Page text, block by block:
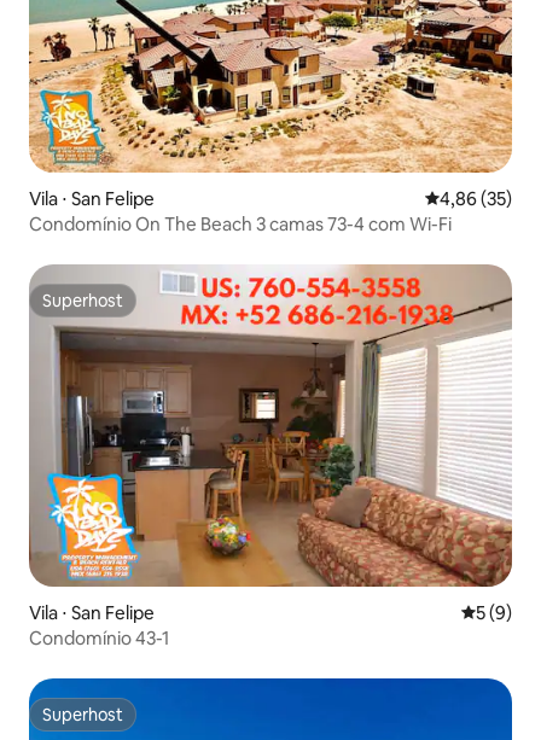
Vila ⋅ San Felipe 4,86 de uma
4,86 (35)
Condomínio On The Beach 3 camas 73-4 com Wi-Fi
Superhost
Superhost
Vila ⋅ San Felipe 5 de
5 (9)
Condomínio 43-1
Superhost
Superhost